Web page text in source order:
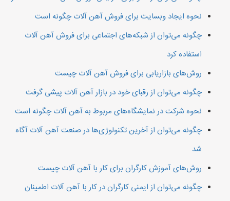
نحوه ایجاد وبسایت برای فروش آهن آلات چگونه است
چگونه می‌توان از شبکه‌های اجتماعی برای فروش آهن آلات
استفاده کرد
روش‌های بازاریابی برای فروش آهن آلات چیست
چگونه می‌توان از رقبای خود در بازار آهن آلات پیشی گرفت
نحوه شرکت در نمایشگاه‌های مربوط به آهن آلات چگونه است
چگونه می‌توان از آخرین تکنولوژی‌ها در صنعت آهن آلات آگاه
شد
روش‌های آموزش کارگران برای کار با آهن آلات چیست
چگونه می‌توان از ایمنی کارگران در کار با آهن آلات اطمینان